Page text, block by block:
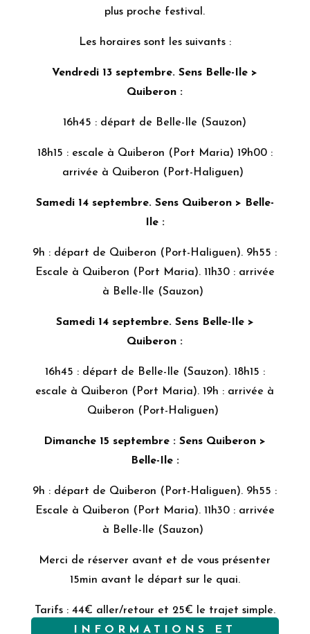
plus proche festival.
Les horaires sont les suivants :
Vendredi 13 septembre. Sens Belle-Ile >
Quiberon :
16h45 : départ de Belle-Ile (Sauzon)
18h15 : escale à Quiberon (Port Maria) 19h00 :
arrivée à Quiberon (Port-Haliguen)
Samedi 14 septembre. Sens Quiberon > Belle-
Ile :
9h : départ de Quiberon (Port-Haliguen). 9h55 :
Escale à Quiberon (Port Maria). 11h30 : arrivée
à Belle-Ile (Sauzon)
Samedi 14 septembre. Sens Belle-Ile >
Quiberon :
16h45 : départ de Belle-Ile (Sauzon). 18h15 :
escale à Quiberon (Port Maria). 19h : arrivée à
Quiberon (Port-Haliguen)
Dimanche 15 septembre : Sens Quiberon >
Belle-Ile :
9h : départ de Quiberon (Port-Haliguen). 9h55 :
Escale à Quiberon (Port Maria). 11h30 : arrivée
à Belle-Ile (Sauzon)
Merci de réserver avant et de vous présenter
15min avant le départ sur le quai.
Tarifs : 44€ aller/retour et 25€ le trajet simple.
INFORMATIONS ET